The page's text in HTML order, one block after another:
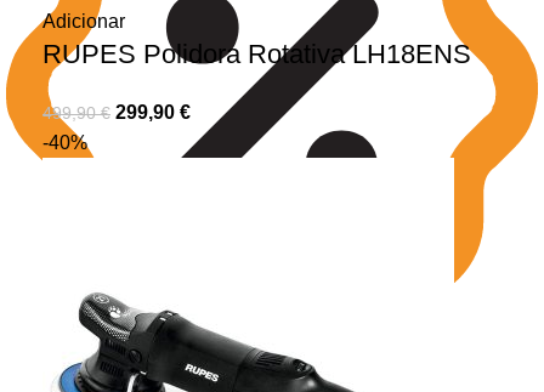
Adicionar
RUPES Polidora Rotativa LH18ENS
499,90€ 299,90 €
-40%